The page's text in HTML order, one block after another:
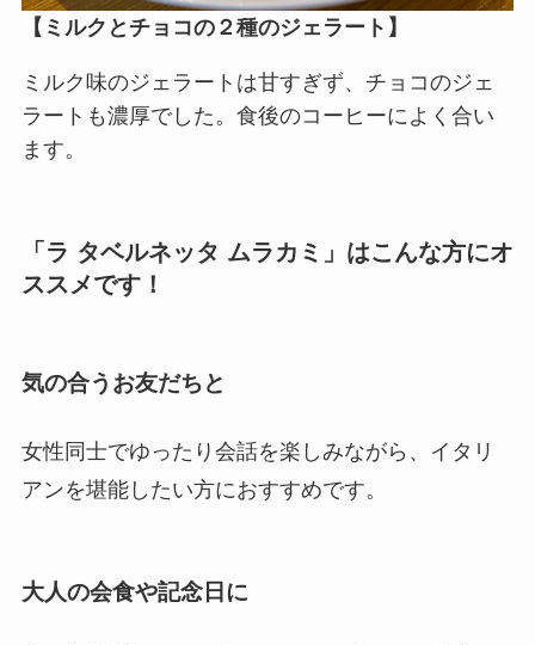
【ミルクとチョコの２種のジェラート】
ミルク味のジェラートは甘すぎず、チョコのジェ
ラートも濃厚でした。食後のコーヒーによく合い
ます。
「 ラ タベルネッタ ムラカミ 」はこんな方にオ
ススメです！
気の合うお友だちと
女性同士でゆったり会話を楽しみながら、イタリ
アンを堪能したい方におすすめです。
大人の会食や記念日に